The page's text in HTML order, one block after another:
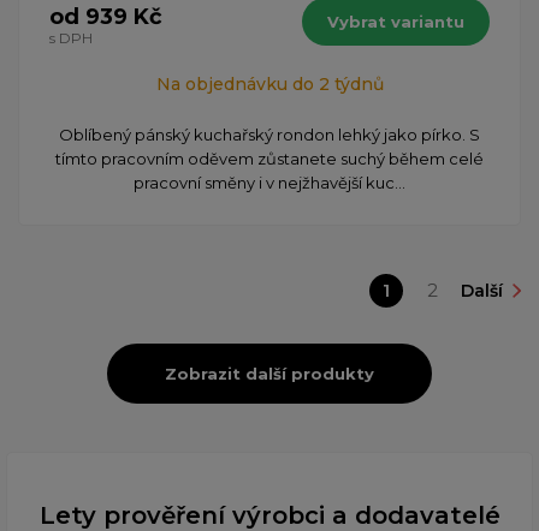
od 939 Kč
s DPH
Vybrat variantu
Na objednávku do 2 týdnů
Oblíbený pánský kuchařský rondon lehký jako pírko. S
tímto pracovním oděvem zůstanete suchý během celé
pracovní směny i v nejžhavější kuc...
1 2 Další
Zobrazit další produkty
Lety prověření výrobci a dodavatelé